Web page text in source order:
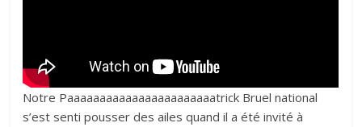
Notre Paaaaaaaaaaaaaaaaaaaaaaatrick Bruel national
s’est senti pousser des ailes quand il a été invité à